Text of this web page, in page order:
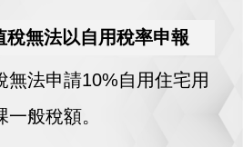
稅無法以自用稅率申報
無法申請10%自用住宅用
般稅額。